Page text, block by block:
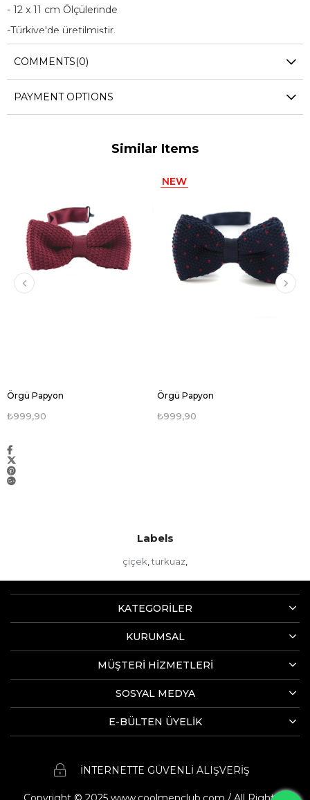
- 12 x 11 cm Ölçülerinde
-Türkiye'de üretilmiştir.
COMMENTS(0)
PAYMENT OPTIONS
Similar Items
Örgü Papyon
₺999,90
Örgü Papyon
₺999,90
NEW
Labels
çiçek, turkuaz,
KATEGORİLER
KURUMSAL
MÜŞTERİ HİZMETLERİ
SOSYAL MEDYA
E-BÜLTEN ÜYELİK
İNTERNETTE GÜVENLİ ALIŞVERİŞ